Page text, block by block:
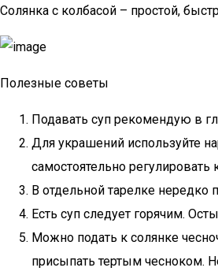
Солянка с колбасой – простой,
Полезные советы
Подавать суп рекомендую в
Для украшений используйте
самостоятельно регулировать
В отдельной тарелке
Есть суп следует горячим.
Можно подать к солянке
присыпать тертым чесноком.